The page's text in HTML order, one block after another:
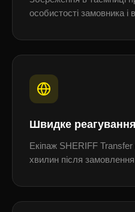
особистості замовника і
Швидке реагування
Екіпаж SHERIFF
хвилин після замовлення